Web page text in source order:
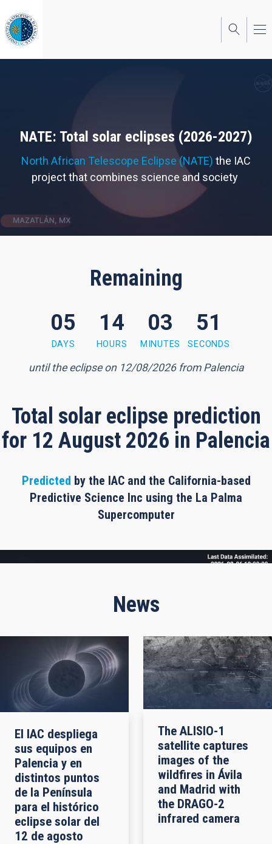
to
main
content
NATE: Total solar eclipses (2026-2027)
North African Telescope Eclipse (NATE) the IAC
project that combines science and society
Remaining
50 seconds
05
DAYS
14
HOURS
03
MINUTES
50
SECONDS
until the eclipse on 12/08/2026 from Palencia
Total solar eclipse prediction
for 12 August 2026 in Palencia
Predicted by the IAC and the California-based
Predictive Science Inc using the La Palma
Supercomputer
News
El IAC despliega
sus equipos en
Palencia y en
distintos puntos
de la Península
para el histórico
eclipse solar del
12 de agosto
The ALISIO-1
satellite captures
images of the
wildfires in Ávila
and Madrid with
the DRAGO-2
infrared camera